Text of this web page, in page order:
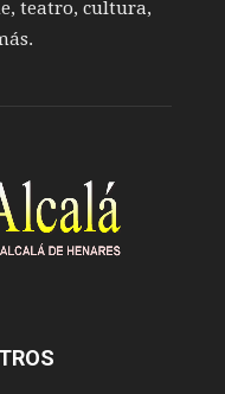
teatro, cultura,